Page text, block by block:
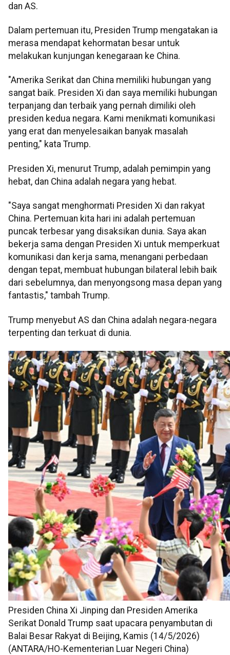
dan AS.
Dalam pertemuan itu, Presiden Trump mengatakan ia
merasa mendapat kehormatan besar untuk
melakukan kunjungan kenegaraan ke China.
"Amerika Serikat dan China memiliki hubungan yang
sangat baik. Presiden Xi dan saya memiliki hubungan
terpanjang dan terbaik yang pernah dimiliki oleh
presiden kedua negara. Kami menikmati komunikasi
yang erat dan menyelesaikan banyak masalah
penting," kata Trump.
Presiden Xi, menurut Trump, adalah pemimpin yang
hebat, dan China adalah negara yang hebat.
"Saya sangat menghormati Presiden Xi dan rakyat
China. Pertemuan kita hari ini adalah pertemuan
puncak terbesar yang disaksikan dunia. Saya akan
bekerja sama dengan Presiden Xi untuk memperkuat
komunikasi dan kerja sama, menangani perbedaan
dengan tepat, membuat hubungan bilateral lebih baik
dari sebelumnya, dan menyongsong masa depan yang
fantastis," tambah Trump.
Trump menyebut AS dan China adalah negara-negara
terpenting dan terkuat di dunia.
Presiden China Xi Jinping dan Presiden Amerika
Serikat Donald Trump saat upacara penyambutan di
Balai Besar Rakyat di Beijing, Kamis (14/5/2026)
(ANTARA/HO-Kementerian Luar Negeri China)